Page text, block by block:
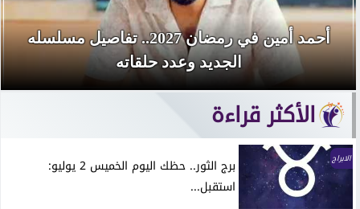
أحمد أمين في رمضان 2027.. تفاصيل مسلسله
الجديد وعدد حلقاته
الأكثر قراءة
الابراج
برج الثور.. حظك اليوم الخميس 2 يوليو:
استقبل...